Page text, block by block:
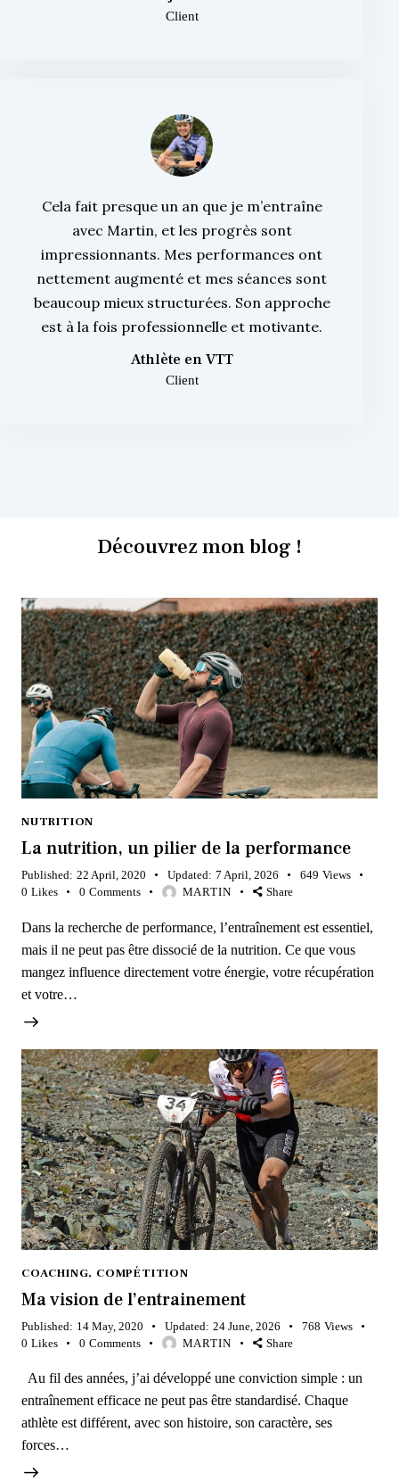
Client
Cela fait presque un an que je m’entraîne
avec Martin, et les progrès sont
impressionnants. Mes performances ont
nettement augmenté et mes séances sont
beaucoup mieux structurées. Son approche
est à la fois professionnelle et motivante.
Athlète en VTT
Client
Découvrez mon blog !
NUTRITION
La nutrition, un pilier de la performance
Published: 22 April, 2020 Updated: 7 April, 2026 649 Views
0 Likes 0 Comments MARTIN Share
Dans la recherche de performance, l’entraînement est essentiel,
mais il ne peut pas être dissocié de la nutrition. Ce que vous
mangez influence directement votre énergie, votre récupération
et votre…
COACHING, COMPÉTITION
Ma vision de l’entrainement
Published: 14 May, 2020 Updated: 24 June, 2026 768 Views
0 Likes 0 Comments MARTIN Share
Au fil des années, j’ai développé une conviction simple : un
entraînement efficace ne peut pas être standardisé. Chaque
athlète est différent, avec son histoire, son caractère, ses
forces…